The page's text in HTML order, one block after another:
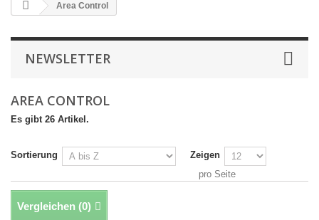
Area Control
NEWSLETTER
AREA CONTROL
Es gibt 26 Artikel.
Sortierung
Zeigen
pro Seite
Vergleichen (0)